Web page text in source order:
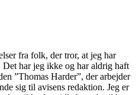
fra folk, der tror, at jeg har
Det har jeg ikke og har aldrig haft
”Thomas Harder”, der arbejder
sig til avisens redaktion. Jeg er